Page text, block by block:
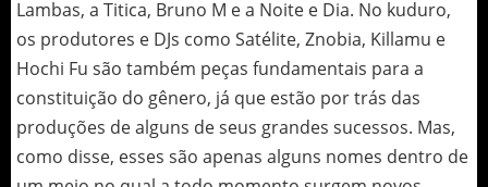
Lambas, a Titica, Bruno M e a Noite e Dia. No kuduro,
os produtores e DJs como Satélite, Znobia, Killamu e
Hochi Fu são também peças fundamentais para a
constituição do gênero, já que estão por trás das
produções de alguns de seus grandes sucessos. Mas,
como disse, esses são apenas alguns nomes dentro de